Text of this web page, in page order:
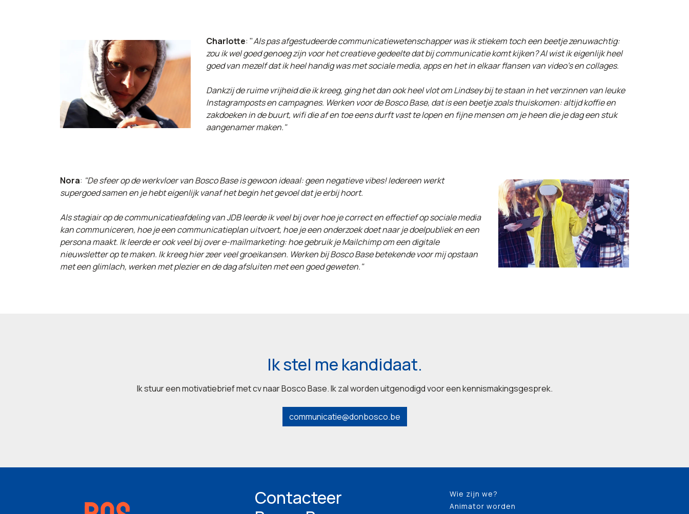
Charlotte: "Als pas afgestudeerde communicatiewetenschapper was ik stiekem toch een beetje zenuwachtig:
zou ik wel goed genoeg zijn voor het creatieve gedeelte dat bij communicatie komt kijken? Al wist ik eigenlijk heel
goed van mezelf dat ik heel handig was met sociale media, apps en het in elkaar flansen van video’s en collages.
Dankzij de ruime vrijheid die ik kreeg, ging het dan ook heel vlot om Lindsey bij te staan in het verzinnen van leuke
Instagramposts en campagnes. Werken voor de Bosco Base, dat is een beetje zoals thuiskomen: altijd koffie en
zakdoeken in de buurt, wifi die af en toe eens durft vast te lopen en fijne mensen om je heen die je dag een stuk
aangenamer maken."
Nora: "De sfeer op de werkvloer van Bosco Base is gewoon ideaal: geen negatieve vibes! Iedereen werkt
supergoed samen en je hebt eigenlijk vanaf het begin het gevoel dat je erbij hoort.
Als stagiair op de communicatieafdeling van JDB leerde ik veel bij over hoe je correct en effectief op sociale media
kan communiceren, hoe je een communicatieplan uitvoert, hoe je een onderzoek doet naar je doelpubliek en een
persona maakt. Ik leerde er ook veel bij over e-mailmarketing: hoe gebruik je Mailchimp om een digitale
nieuwsletter op te maken. Ik kreeg hier zeer veel groeikansen. Werken bij Bosco Base betekende voor mij opstaan
met een glimlach, werken met plezier en de dag afsluiten met een goed geweten."
Ik stel me kandidaat.
Ik stuur een motivatiebrief met cv naar Bosco Base. Ik zal worden uitgenodigd voor een kennismakingsgesprek.
communicatie@donbosco.be
Contacteer
Wie zijn we?
Animator worden